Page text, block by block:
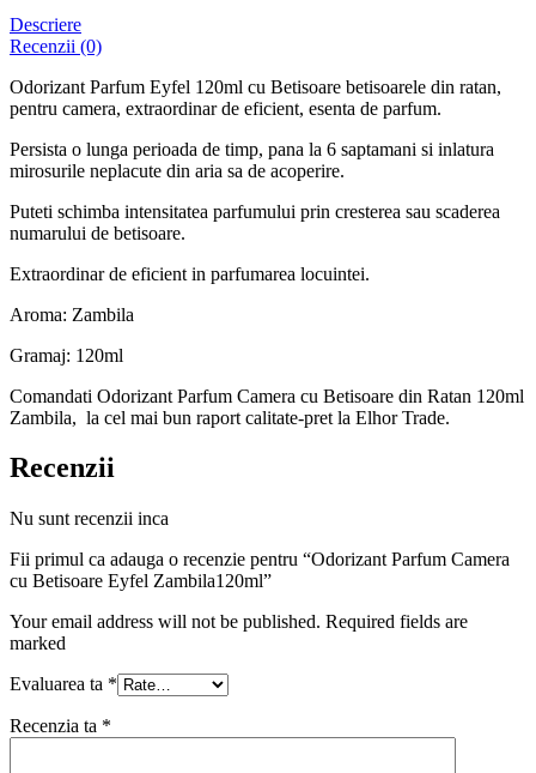
Descriere
Recenzii (0)
Odorizant Parfum Eyfel 120ml cu Betisoare betisoarele din ratan,
pentru camera, extraordinar de eficient, esenta de parfum.
Persista o lunga perioada de timp, pana la 6 saptamani si inlatura
mirosurile neplacute din aria sa de acoperire.
Puteti schimba intensitatea parfumului prin cresterea sau scaderea
numarului de betisoare.
Extraordinar de eficient in parfumarea locuintei.
Aroma: Zambila
Gramaj: 120ml
Comandati Odorizant Parfum Camera cu Betisoare din Ratan 120ml
Zambila, la cel mai bun raport calitate-pret la Elhor Trade.
Recenzii
Nu sunt recenzii inca
Fii primul ca adauga o recenzie pentru “Odorizant Parfum Camera
cu Betisoare Eyfel Zambila120ml”
Your email address will not be published. Required fields are
marked
Evaluarea ta *
Recenzia ta *